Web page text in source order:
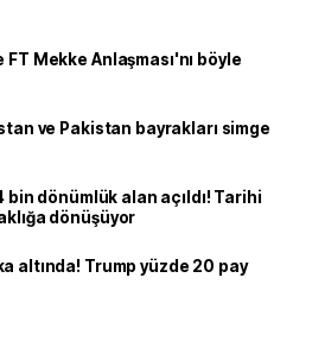
FT Mekke Anlaşması'nı böyle
ve Pakistan bayrakları simge
dönümlük alan açıldı! Tarihi
dönüşüyor
altında! Trump yüzde 20 pay